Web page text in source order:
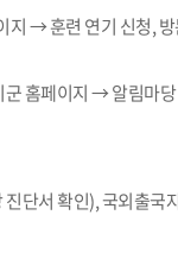
지 → 훈련 연기 신청,
군 홈페이지 → 알림마
진단서 확인), 국외출국